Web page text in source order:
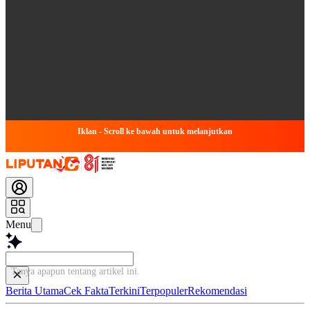
Iklan - Scroll ke bawah untuk melanjutkan
Menu
Tanya apapun tentang artikel in
Berita UtamaCek FaktaTerkiniTerpopulerRekomendasi